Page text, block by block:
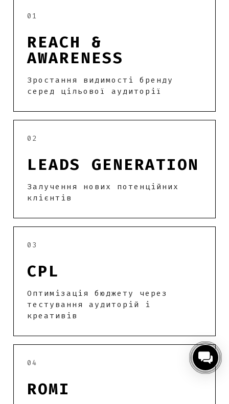
01
REACH &
AWARENESS
Зростання видимості бренду
серед цільової аудиторії
02
LEADS GENERATION
Залучення нових потенційних
клієнтів
03
CPL
Оптимізація бюджету через
тестування аудиторій і
креативів
04
ROMI